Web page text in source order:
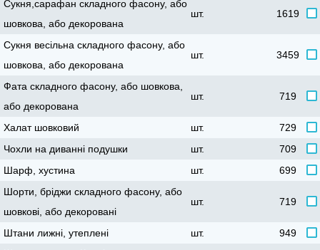
Сукня,сарафан складного фасону, або
шовкова, або декорована
шт. 1619
Сукня весільна складного фасону, або
шовкова, або декорована
шт. 3459
Фата складного фасону, або шовкова,
або декорована
шт. 719
Халат шовковий шт.
729
Чохли на диванні подушки
шт.
709
Шарф, хустина
шт.
699
Шорти, бріджи складного фасону, або
шовкові, або декоровані
шт. 719
Штани лижні, утеплені шт.
949